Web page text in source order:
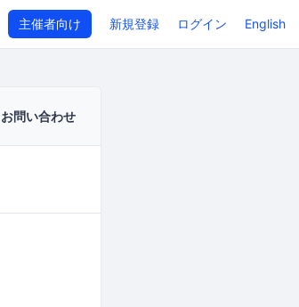
主催者向け 新規登録 ログイン English
お問い合わせ